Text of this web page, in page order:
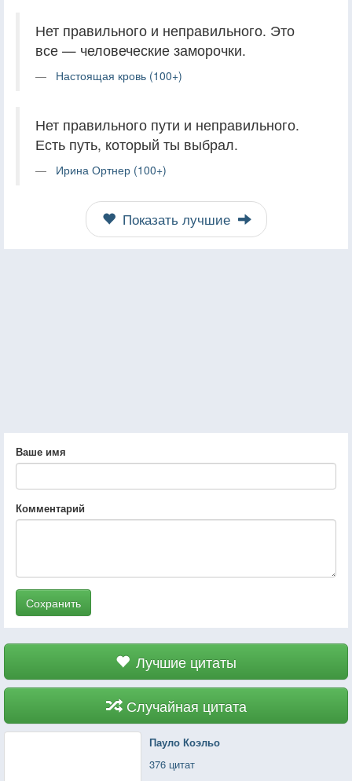
Нет правильного и неправильного. Это
все — человеческие заморочки.
Настоящая кровь (100+)
Нет правильного пути и неправильного.
Есть путь, который ты выбрал.
Ирина Ортнер (100+)
Показать лучшие
Ваше имя
Комментарий
Сохранить
Лучшие цитаты
Случайная цитата
Пауло Коэльо
376 цитат